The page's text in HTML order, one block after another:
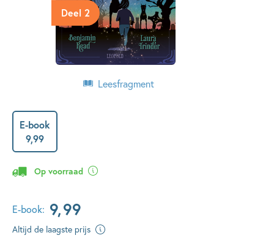
Deel 2
Leesfragment
E-book
9,99
Op voorraad
E-book: 9,99
Altijd de laagste prijs